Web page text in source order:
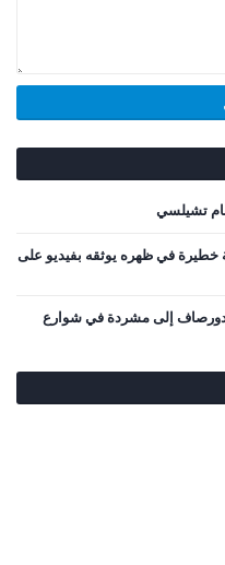
تشيلسي
في ظهره يوثقه بفيديو على
دورصاف إلى مشردة في شوارع